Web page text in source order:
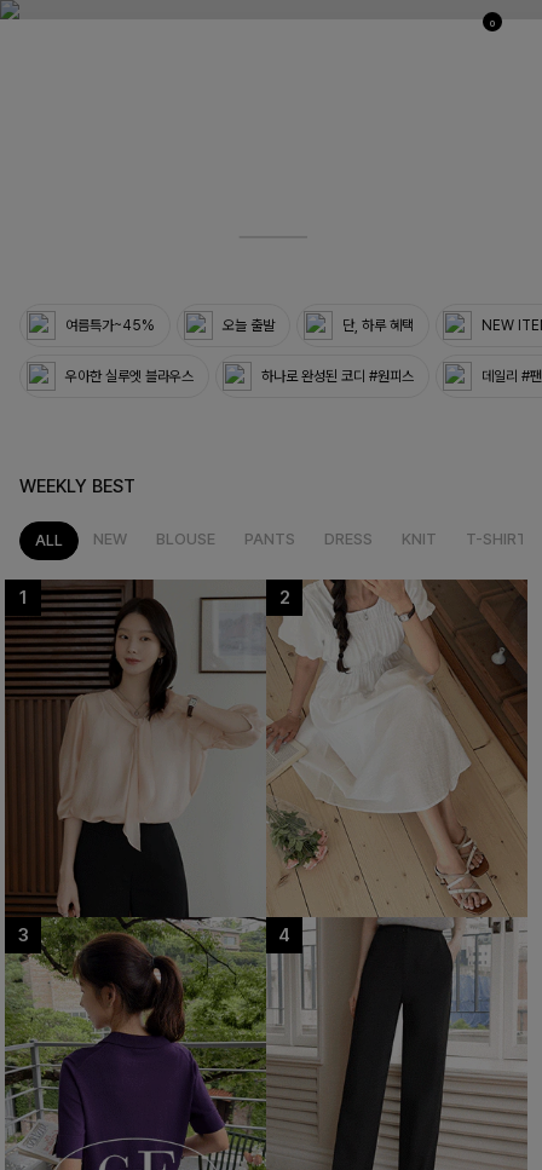
0
여름특가~45% 오늘 출발 단, 하루 혜택 NEW
우아한 실루엣 블라우스 하나로 완성된 코디 #원피스 데일리 #
WEEKLY BEST
ALL NEW BLOUSE PANTS DRESS KNIT T-SHIRT